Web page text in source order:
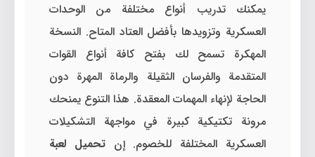
يمكنك تدريب أنواع مختلفة من الوحدات
العسكرية وتزويدها بأفضل العتاد المتاح. النسخة
المهكرة تسمح لك بفتح كافة أنواع القوات
المتقدمة والفرسان الثقيلة والرماة المهرة دون
الحاجة لإنهاء المهمات المعقدة. هذا التنوع يمنحك
مرونة تكتيكية كبيرة في مواجهة التشكيلات
العسكرية المختلفة للخصوم. إنتحميل لعبة